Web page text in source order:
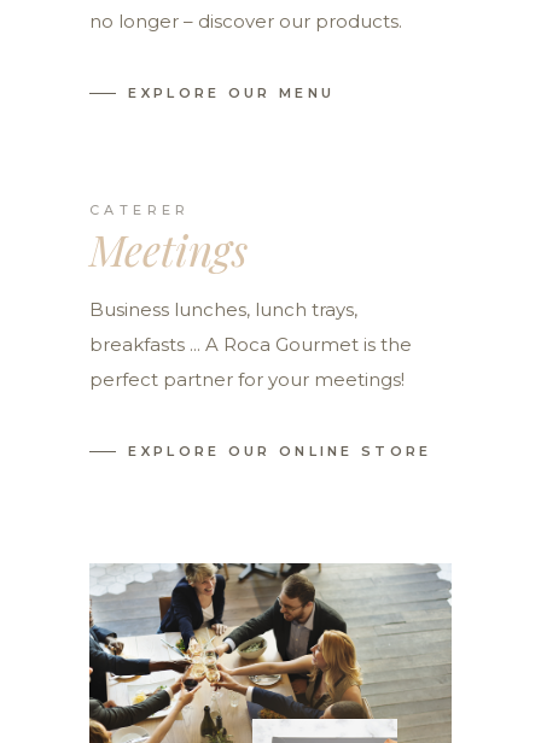
no longer – discover our products.
EXPLORE OUR MENU
CATERER
Meetings
Business lunches, lunch trays,
breakfasts ... A Roca Gourmet is the
perfect partner for your meetings!
EXPLORE OUR ONLINE STORE